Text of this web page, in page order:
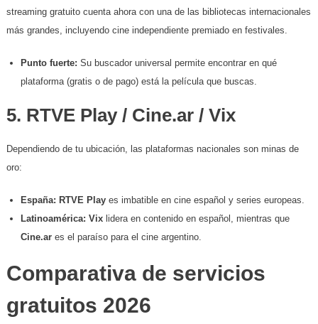
streaming gratuito cuenta ahora con una de las bibliotecas internacionales
más grandes, incluyendo cine independiente premiado en festivales.
Punto fuerte: Su buscador universal permite encontrar en qué
plataforma (gratis o de pago) está la película que buscas.
​5. RTVE Play / Cine.ar / Vix
​Dependiendo de tu ubicación, las plataformas nacionales son minas de
oro:
España: RTVE Playes imbatible en cine español y series europeas.
Latinoamérica: Vixlidera en contenido en español, mientras que
Cine.ares el paraíso para el cine argentino.
Comparativa de servicios
gratuitos 2026